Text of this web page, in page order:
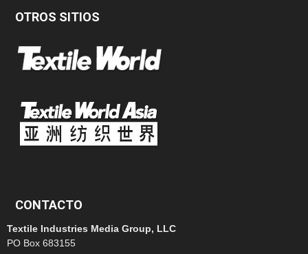
OTROS SITIOS
CONTACTO
Textile Industries Media Group, LLC
PO Box 683155